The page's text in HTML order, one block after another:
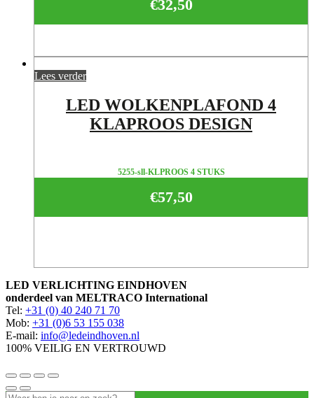
€32,50
Lees verder
LED WOLKENPLAFOND 4
KLAPROOS DESIGN
5255-sll-KLPROOS 4 STUKS
€57,50
LED VERLICHTING EINDHOVEN
onderdeel van MELTRACO International
Tel: +31 (0) 40 240 71 70
Mob: +31 (0)6 53 155 038
E-mail: info@ledeindhoven.nl
100% VEILIG EN VERTROUWD